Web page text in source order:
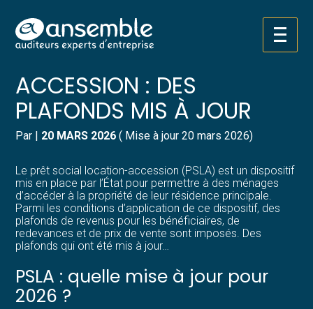
Aller
au
Créer et reprendre une activité
Gérer votre quotidien
Piloter votre entreprise
Développer votre entreprise
Construire votre patrimoine
Structurer votre croissance
Être prêt pour la facturation
Pilotez votre gestion
Suivre votre comptabilité
Gérer vos ressources humaines
Dématérialiser vos documents
PRÊT SOCIAL LOCATION-
ACCESSION : DES
PLAFONDS MIS À JOUR
Par | 20 MARS 2026 ( Mise à jour 20 mars 2026)
Le prêt social location-accession (PSLA) est un dispositif
mis en place par l’État pour permettre à des ménages
d’accéder à la propriété de leur résidence principale.
Parmi les conditions d’application de ce dispositif, des
plafonds de revenus pour les bénéficiaires, de
redevances et de prix de vente sont imposés. Des
plafonds qui ont été mis à jour…
PSLA : quelle mise à jour pour
2026 ?